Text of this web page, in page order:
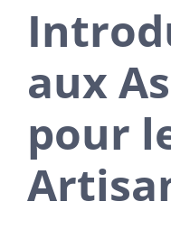
aux
pour